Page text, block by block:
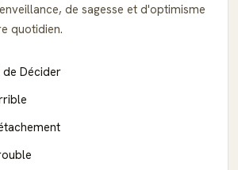
de sagesse et d'optimisme
quotidien.
Décider